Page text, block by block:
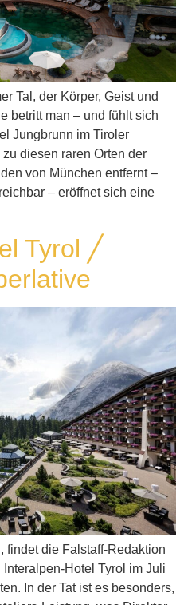
Tal, der Körper, Geist und
betritt man – und fühlt sich
Jungbrunn im Tiroler
diesen raren Orten der
von München entfernt –
– eröffnet sich eine
Tyrol ╱
findet die Falstaff-Redaktion
Hotel Tyrol im Juli
In der Tat ist es besonders,